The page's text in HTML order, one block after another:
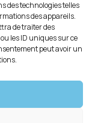
des technologies telles
des appareils.
de traiter des
les ID uniques sur ce
peut avoir un